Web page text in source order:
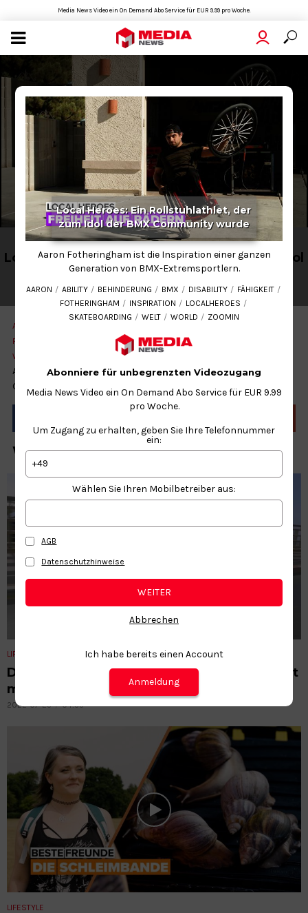
Media News Video ein On Demand Abo Service für EUR 9.99 pro Woche.
Local Heroes: Ein Rollstuhlathlet, der
zum Idol der BMX Community wurde
Aaron Fotheringham ist die Inspiration einer ganzen
Generation von BMX-Extremsportlern.
AARON ABILITY BEHINDERUNG BMX DISABILITY
FÄHIGKEIT
FOTHERINGHAM
INSPIRATION
LOCALHEROES
SKATEBOARDING
WELT WORLD ZOOMIN
Abonniere für unbegrenzten Videozugang
Media News Video ein On Demand Abo Service für EUR 9.99
pro Woche.
Um Zugang zu erhalten, geben Sie Ihre Telefonnummer
ein:
+49
Wählen Sie Ihren Mobilbetreiber aus:
AGB
Datenschutzhinweise
WEITER
Abbrechen
Ich habe bereits einen Account
Anmeldung
LIFESTYLE
Local Heroes: Ein Rollstuhlathlet, der zum Idol
der BMX Community wurde
2021-03-02 03:50
AARON
FOTHERINGHAM
INSPIRATION LOCALHEROES
WELT
Aaron Fotheringham ist die Inspiration einer ganzen
Generation von BMX-Extremsportlern.
WEITERE NEWS ZUM THEMA
LIFESTYLE
Dieser Cosplayer vereint seine Leidenschaft
mit dem Skateboard-Fahren
2022-07-25 04:55
LIFESTYLE